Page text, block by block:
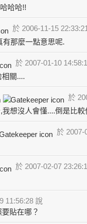
哈哈!!
於 2006-11-15
有那麼一點意思呢.
於 2007-01-10
關....
於
想沒人會懂....倒是比
於 2007-
於 2007-02-07
11:56:28 說
貼在哪？